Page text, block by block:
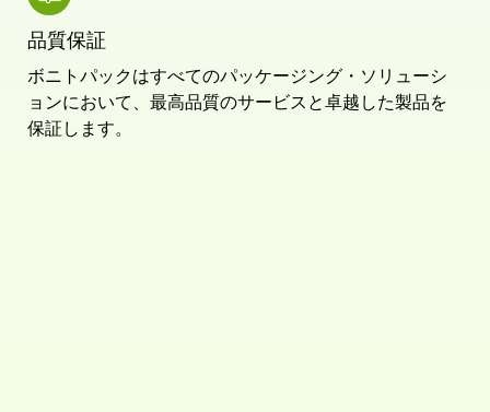
品質保証
ボニトパックはすべてのパッケージング・ソリューシ
ョンにおいて、最高品質のサービスと卓越した製品を
保証します。